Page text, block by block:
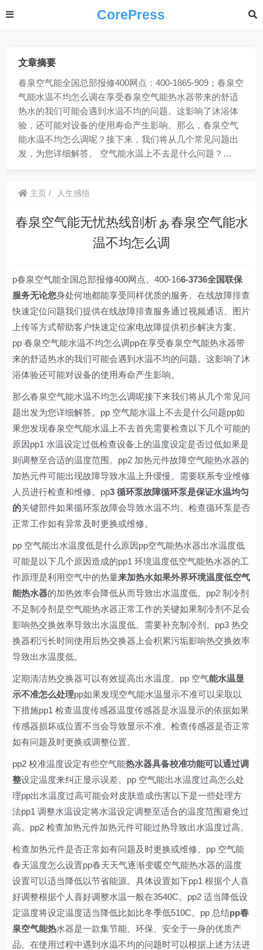
CorePress
文章摘要
春泉空气能全国总部报修400网点：400-1865-909；春泉空
气能水温不均怎么调在享受春泉空气能热水器带来的舒适
热水的我们可能会遇到水温不均的问题。这影响了沐浴体
验，还可能对设备的使用寿命产生影响。那么，春泉空气
能水温不均怎么调呢？接下来，我们将从几个常见问题出
发，为您详细解答。 空气能水温上不去是什么问题？…
主页 人生感悟
春泉空气能无忧热线剖析ぁ春泉空气能水
温不均怎么调
p春泉空气能全国总部报修400网点。400-166-3736全国联保
服务无论您身处何地都能享受同样优质的服务。在线故障排查
快速定位问题我们提供在线故障排查服务通过视频通话、图片
上传等方式帮助客户快速定位家电故障提供初步解决方案。
pp 春泉空气能水温不均怎么调pp在享受春泉空气能热水器带
来的舒适热水的我们可能会遇到水温不均的问题。这影响了沐
浴体验还可能对设备的使用寿命产生影响。
那么春泉空气能水温不均怎么调呢接下来我们将从几个常见问
题出发为您详细解答。pp 空气能水温上不去是什么问题pp如
果您发现春泉空气能水温上不去首先需要检查以下几个可能的
原因pp1 水温设定过低检查设备上的温度设定是否过低如果是
则调整至合适的温度范围。pp2 加热元件故障空气能热水器的
加热元件可能出现故障导致水温上升缓慢。需要联系专业维修
人员进行检查和维修。pp3 循环泵故障循环泵是保证水温均匀
的关键部件如果循环泵故障会导致水温不均。检查循环泵是否
正常工作如有异常及时更换或维修。
pp 空气能出水温度低是什么原因pp空气能热水器出水温度低
可能是以下几个原因造成的pp1 环境温度低空气能热水器的工
作原理是利用空气中的热量来加热水如果外界环境温度低空气
能热水器的加热效率会降低从而导致出水温度低。pp2 制冷剂
不足制冷剂是空气能热水器正常工作的关键如果制冷剂不足会
影响热交换效率导致出水温度低。需要补充制冷剂。pp3 热交
换器积污长时间使用后热交换器上会积累污垢影响热交换效率
导致出水温度低。
定期清洁热交换器可以有效提高出水温度。pp 空气能水温显
示不准怎么处理pp如果发现空气能水温显示不准可以采取以
下措施pp1 检查温度传感器温度传感器是水温显示的依据如果
传感器损坏或位置不当会导致显示不准。检查传感器是否正常
如有问题及时更换或调整位置。
pp2 校准温度设定有些空气能热水器具备校准功能可以通过调
整设定温度来纠正显示误差。pp 空气能出水温度过高怎么处
理pp出水温度过高可能会对皮肤造成伤害以下是一些处理方
法pp1 调整水温设定将水温设定调整至适合的温度范围避免过
高。pp2 检查加热元件加热元件可能过热导致出水温度过高。
检查加热元件是否正常如有问题及时更换或维修。pp 空气能
春天温度怎么设置pp春天天气逐渐变暖空气能热水器的温度
设置可以适当降低以节省能源。具体设置如下pp1 根据个人喜
好调整根据个人喜好调整水温一般在3540C。pp2 适当降低设
定温度将设定温度适当降低比如比冬季低510C。pp 总结pp春
泉空气能热水器是一款集节能、环保、安全于一身的优质产
品。在使用过程中遇到水温不均的问题时可以根据上述方法进